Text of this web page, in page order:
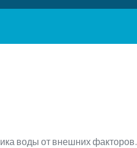
воды от внешних факторов.